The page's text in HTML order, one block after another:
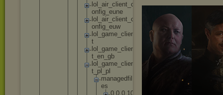
lo
air_ cl ient _c
onfig_ eune
lo
air_ cl ient _c
onfig_ euw
lo
game _c lien
t
lo
game _c lien
t_ en _gb
lo
game _c lien
t_ pl _p
managedfi
es
0.0.0.10